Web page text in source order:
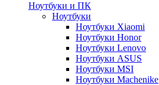
Ноутбуки и ПК
Ноутбуки
Ноутбуки Xiaomi
Ноутбуки Honor
Ноутбуки Lenovo
Ноутбуки ASUS
Ноутбуки MSI
Ноутбуки Machenike